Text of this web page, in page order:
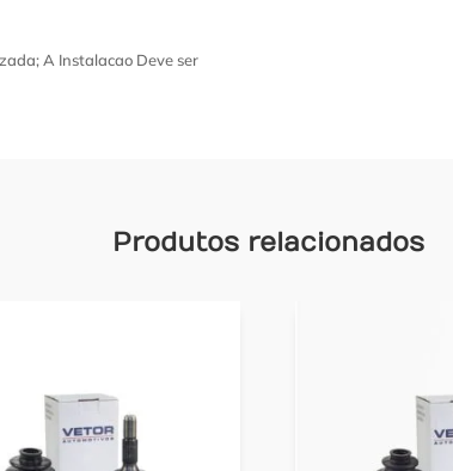
A Instalacao Deve ser
Produtos relacionados